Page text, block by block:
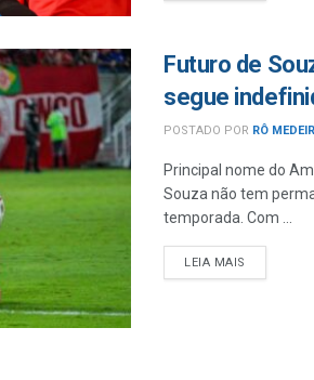
Futuro de
segue
POSTADO POR RÔ
Principal nome do
Souza não tem
temporada. Com ...
LEIA MAIS